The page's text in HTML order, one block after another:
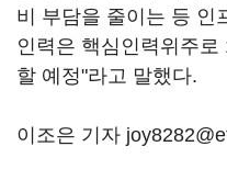
비 부담을 줄이는 등 인
인력은 핵심인력위주
할 예정"라고 말했다.
이조은 기자